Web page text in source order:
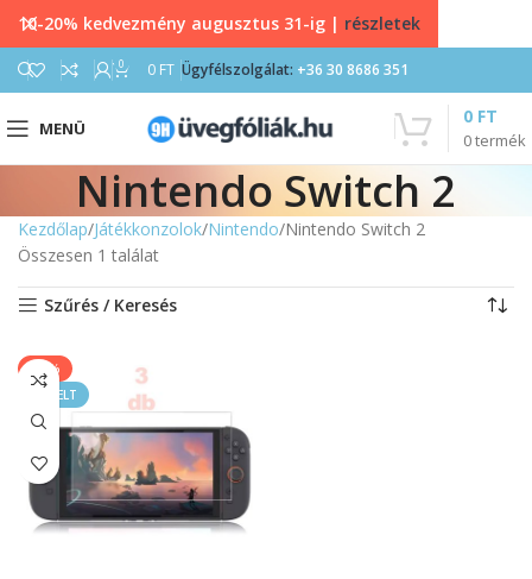
0 0 FT Ügyfélszolgálat: +36 30 8686 351
MENÜ
0termék
0 FT
Nintendo Switch 2
Kezdőlap Játékkonzolok Nintendo Nintendo Switch 2
Összesen 1 találat
Szűrés / Keresés
-60%
KIEMELT
10-20% kedvezmény augusztus 31-ig | részletek